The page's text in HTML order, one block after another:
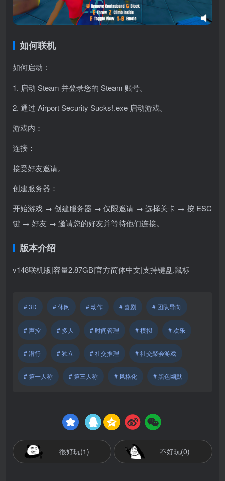
如何联机
如何启动：
1. 启动 Steam 并登录您的 Steam 账号。
2. 通过 Airport Security Sucks!.exe 启动游戏。
游戏内：
连接：
接受好友邀请。
创建服务器：
开始游戏 → 创建服务器 → 仅限邀请 → 选择关卡 → 按 ESC
键 → 好友 → 邀请您的好友并等待他们连接。
版本介绍
v148联机版|容量2.87GB|官方简体中文|支持键盘.鼠标
# 3D # 休闲 # 动作 # 喜剧 # 团队导向
# 声控 # 多人 # 时间管理 # 模拟 # 欢乐
# 潜行 # 独立 # 社交推理 # 社交聚会游戏
# 第一人称 # 第三人称 # 风格化 # 黑色幽默
很好玩(1) 不好玩(0)